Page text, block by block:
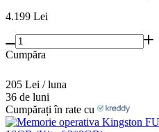
4.199 Lei
Cumpăra
205 Lei / luna
36 de luni
Cumpărați în rate cu